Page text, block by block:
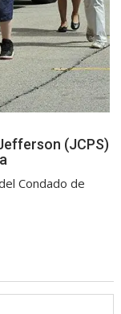
(JCPS)
Condado de